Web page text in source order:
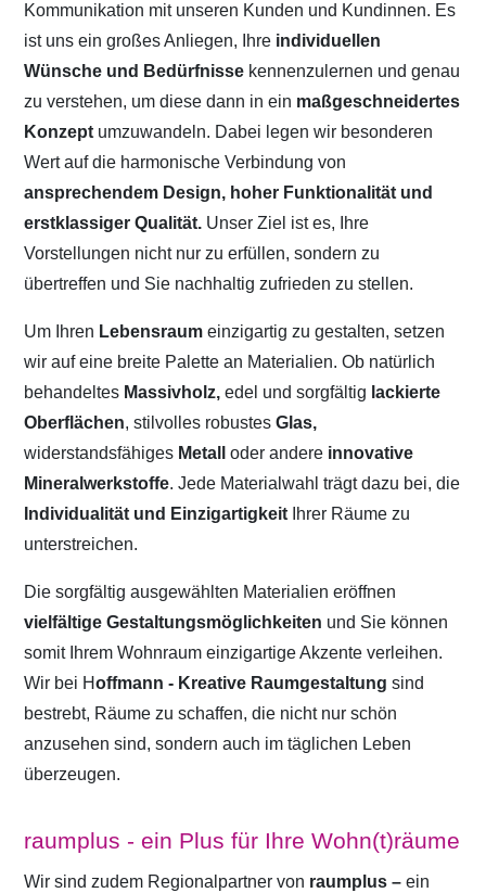
Kommunikation mit unseren Kunden und Kundinnen. Es
ist uns ein großes Anliegen, Ihre individuellen
Wünsche und Bedürfnisse kennenzulernen und genau
zu verstehen, um diese dann in ein maßgeschneidertes
Konzept umzuwandeln. Dabei legen wir besonderen
Wert auf die harmonische Verbindung von
ansprechendem Design, hoher Funktionalität und
erstklassiger Qualität. Unser Ziel ist es, Ihre
Vorstellungen nicht nur zu erfüllen, sondern zu
übertreffen und Sie nachhaltig zufrieden zu stellen.
Um Ihren Lebensraumeinzigartig zu gestalten, setzen
wir auf eine breite Palette an Materialien. Ob natürlich
behandeltes Massivholz, edel und sorgfältig lackierte
Oberflächen, stilvolles robustesGlas,
widerstandsfähiges Metalloder andere innovative
Mineralwerkstoffe. Jede Materialwahl trägt dazu bei, die
Individualität und Einzigartigkeit Ihrer Räume zu
unterstreichen.
Die sorgfältig ausgewählten Materialien eröffnen
vielfältige Gestaltungsmöglichkeiten und Sie können
somit Ihrem Wohnraum einzigartige Akzente verleihen.
Wir bei Hoffmann - Kreative Raumgestaltung sind
bestrebt, Räume zu schaffen, die nicht nur schön
anzusehen sind, sondern auch im täglichen Leben
überzeugen.
raumplus - ein Plus für Ihre Wohn(t)räume
Wir sind zudem Regionalpartner von raumplus – ein